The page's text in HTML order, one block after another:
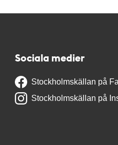
Sociala medier
Stockholmskällan på
Stockholmskällan på